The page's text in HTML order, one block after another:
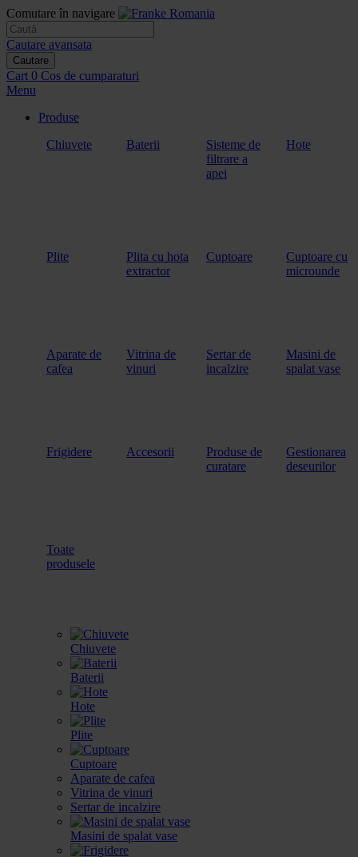
Comutare în navigare
Cautare avansata
Cautare
Cart 0 Cos de cumparaturi
Menu
Produse
Chiuvete
Baterii
Sisteme de
filtrare a
apei
Hote
Plite
Plita cu hota
extractor
Cuptoare
Cuptoare cu
microunde
Aparate de
cafea
Vitrina de
vinuri
Sertar de
incalzire
Masini de
spalat vase
Frigidere Accesorii
Produse de
curatare
Gestionarea
deseurilor
Toate
produsele
Chiuvete
Baterii
Hote
Plite
Cuptoare
Aparate de cafea
Vitrina de vinuri
Sertar de incalzire
Masini de spalat vase